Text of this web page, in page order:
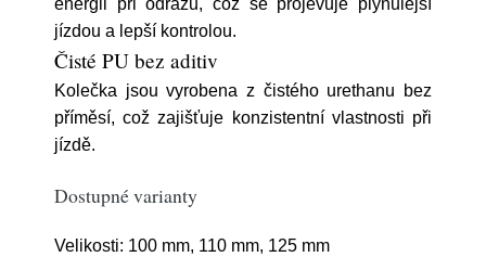
energii při odrazu, což se projevuje plynulejší
jízdou a lepší kontrolou.
Čisté PU bez aditiv
Kolečka jsou vyrobena z čistého urethanu bez
příměsí, což zajišťuje konzistentní vlastnosti při
jízdě.
Dostupné varianty
Velikosti: 100 mm, 110 mm, 125 mm